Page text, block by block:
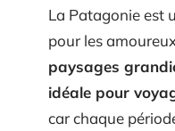
La Patagonie est
pour les
paysages
idéale pour
car chaque